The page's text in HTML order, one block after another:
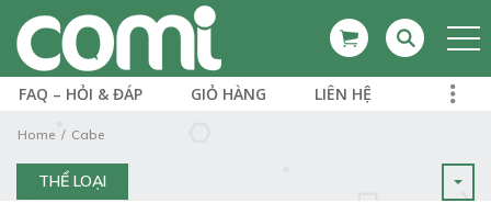
FAQ – HỎI & ĐÁP GIỎ HÀNG LIÊN HỆ
Home Cabe
THỂ LOẠI